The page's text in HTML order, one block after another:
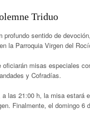
Triduo
profundo sentido de
la Parroquia Virgen del
misas especiales
y Cofradías.
las 21:00 h, la misa
. Finalmente, el domingo 6